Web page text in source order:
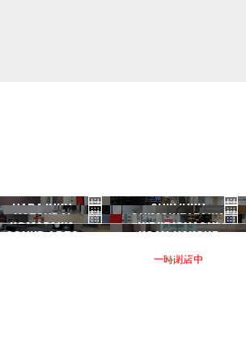
HARAJUKU
原宿
SHINJUKU
新宿
HATSUDAI
初台
SHIMOKITAZAWA
下北沢
KOMAZAWA IKEJIRIOHASHI
一時閉店中
SOUND ARTS NOAH HAKONE
箱根